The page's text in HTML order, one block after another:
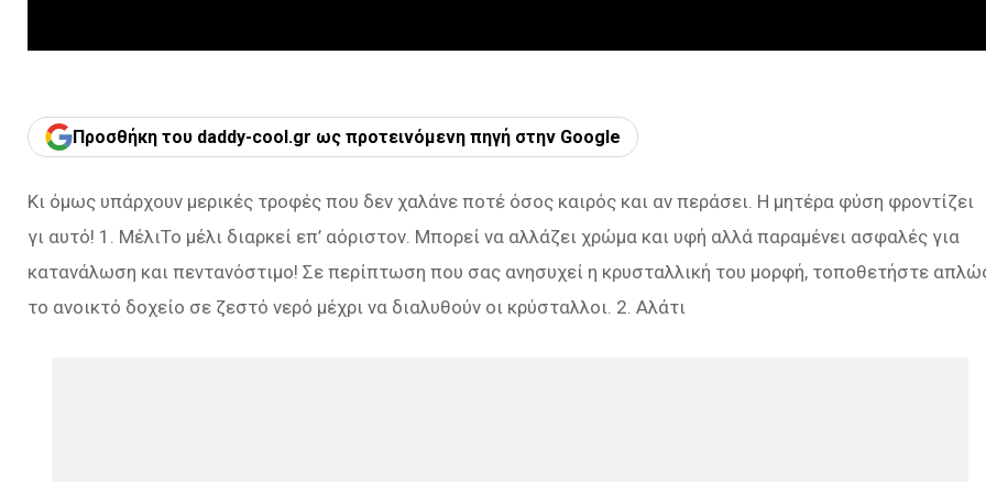
Προσθήκη του daddy-cool.gr ως προτεινόμενη πηγή στην Google
Κι όμως υπάρχουν μερικές τροφές που δεν χαλάνε ποτέ όσος καιρός και αν περάσει. Η μητέρα φύση φροντίζει
γι αυτό! 1. ΜέλιΤο μέλι διαρκεί επ’ αόριστον. Μπορεί να αλλάζει χρώμα και υφή αλλά παραμένει ασφαλές για
κατανάλωση και πεντανόστιμο! Σε περίπτωση που σας ανησυχεί η κρυσταλλική του μορφή, τοποθετήστε
το ανοικτό δοχείο σε ζεστό νερό μέχρι να διαλυθούν οι κρύσταλλοι. 2. Αλάτι